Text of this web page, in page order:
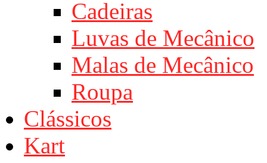
Cadeiras
Luvas de Mecânico
Malas de Mecânico
Roupa
Clássicos
Kart